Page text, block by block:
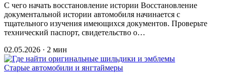
С чего начать восстановление истории Восстановление
документальной истории автомобиля начинается с
тщательного изучения имеющихся документов. Проверьте
технический паспорт, свидетельство о…
02.05.2026 · 2 мин
Старые автомобили и янгтаймеры